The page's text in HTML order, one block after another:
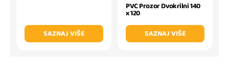
SAZNAJ VIŠE
PVC Prozor Dvokrilni 140
x 120
SAZNAJ VIŠE